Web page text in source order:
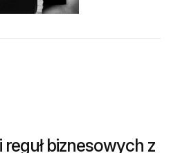
biznesowych z